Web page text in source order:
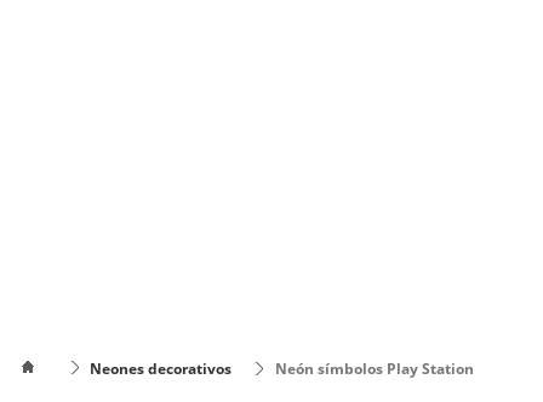
Neones decorativos Neón símbolos Play Station